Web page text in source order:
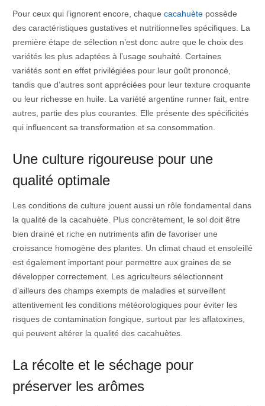
Pour ceux qui l’ignorent encore, chaque cacahuètepossède
des caractéristiques gustatives et nutritionnelles spécifiques. La
première étape de sélection n’est donc autre que le choix des
variétés les plus adaptées à l’usage souhaité. Certaines
variétés sont en effet privilégiées pour leur goût prononcé,
tandis que d’autres sont appréciées pour leur texture croquante
ou leur richesse en huile. La variété argentine runner fait, entre
autres, partie des plus courantes. Elle présente des spécificités
qui influencent sa transformation et sa consommation.
Une culture rigoureuse pour une
qualité optimale
Les conditions de culture jouent aussi un rôle fondamental dans
la qualité de la cacahuète. Plus concrètement, le sol doit être
bien drainé et riche en nutriments afin de favoriser une
croissance homogène des plantes. Un climat chaud et ensoleillé
est également important pour permettre aux graines de se
développer correctement. Les agriculteurs sélectionnent
d’ailleurs des champs exempts de maladies et surveillent
attentivement les conditions météorologiques pour éviter les
risques de contamination fongique, surtout par les aflatoxines,
qui peuvent altérer la qualité des cacahuètes.
La récolte et le séchage pour
préserver les arômes